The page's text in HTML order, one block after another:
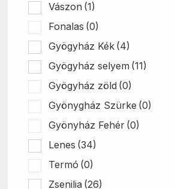
Vászon (1)
Fonalas (0)
Gyögyház Kék (4)
Gyögyház selyem (11)
Gyögyház zöld (0)
Gyönygház Szürke (0)
Gyönyház Fehér (0)
Lenes (34)
Termó (0)
Zsenilia (26)